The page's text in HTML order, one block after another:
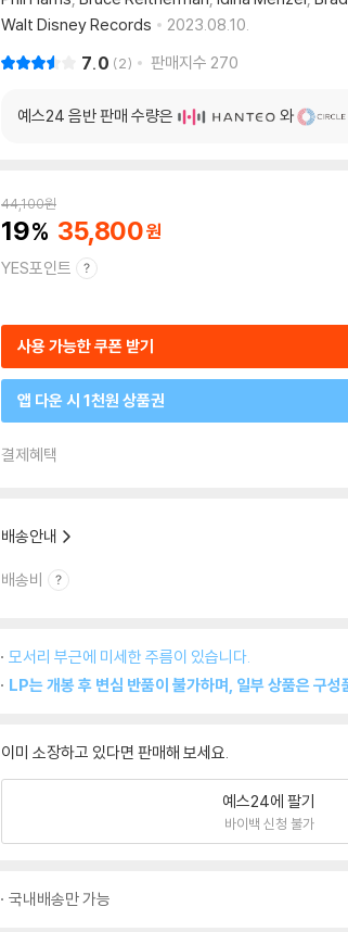
Walt Disney Records
2023.08.10.
7.0 2 판매지수 270
예스24 음반 판매 수량은 와
44,100원
19 35,800
YES포인트
사용 가능한 쿠폰 받기
앱 다운 시 1천원 상품권
결제혜택
배송안내
배송비
모서리 부근에 미세한 주름이 있습니다.
LP는 개봉 후 변심 반품이 불가하며, 일부 상품은 구
이미 소장하고 있다면 판매해 보세요.
예스24에 팔기
바이백 신청 불가
국내배송만 가능